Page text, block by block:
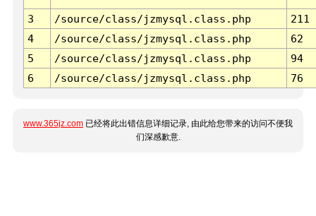
3 /source/class/jzmysql.class.php
211
4
/source/class/jzmysql.class.php
62
5
/source/class/jzmysql.class.php
94
6
/source/class/jzmysql.class.php 76
www.365jz.com 已经将此出错信息详细记录, 由此给您带来的访问不便我
们深感歉意.